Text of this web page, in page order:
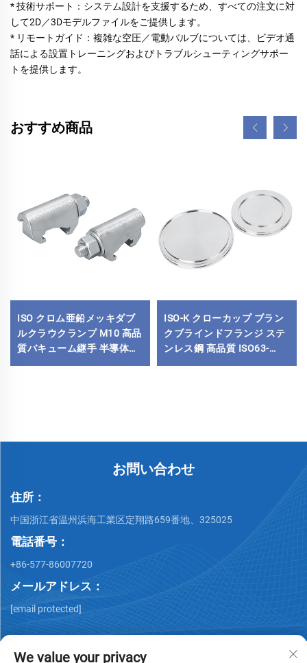
* 技術サポート：システム設計を支援するため、すべての注文に対
して2D／3Dモデルファイルをご提供します。
* リモートガイド：複雑な空圧／電動バルブについては、ビデオ通
話による設置トレーニングおよびトラブルシューティングサポー
トを提供します。
おすすめ商品
ISO クロム亜鉛メッキダブ
ルクラウクランプ M10 高品
質バキューム継手 半導体用
ISO-K クローカップ ブラン
クブラインドフランジ ステ
ンレス鋼 高品質 ISO63-
お問い合わせ
住所：
中国浙江省温州浜海工業区定翔路659番地、325025
電話番号：
+86-577-86007720
メールアドレス：
[email protected]
We value your privacy